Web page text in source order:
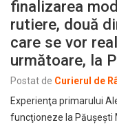
finalizarea
rutiere, două
care se vor
următoare, la
Postat de Curierul de
Experienţa primarului
funcţioneze la Păuşeşti